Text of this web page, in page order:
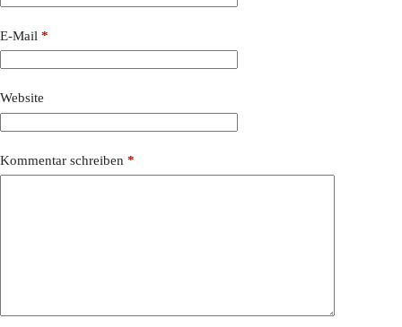
E-Mail *
Website
Kommentar schreiben *